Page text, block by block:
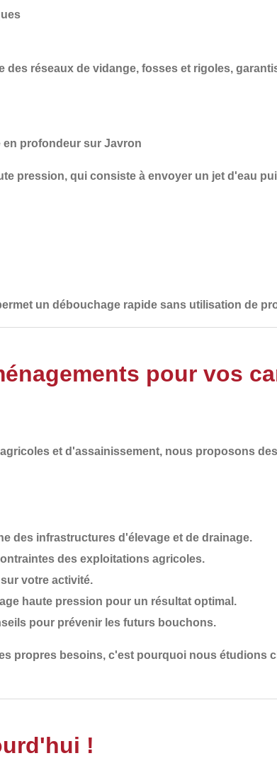
des réseaux de vidange, fosses et rigoles,
profondeur sur Javron
pression, qui consiste à envoyer un jet d'eau
un débouchage rapide sans utilisation de
pour vos
et d'assainissement, nous proposons
des infrastructures d'élevage et de drainage.
des exploitations agricoles.
votre activité.
haute pression pour un résultat optimal.
pour prévenir les futurs bouchons.
propres besoins, c'est pourquoi nous étudions
!